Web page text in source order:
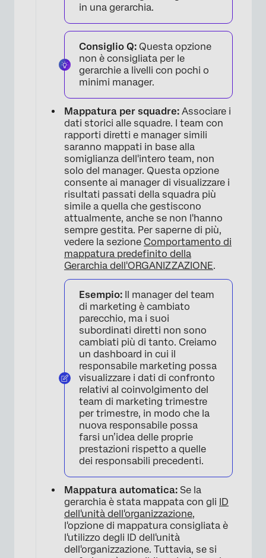
×
in una gerarchia.
Consiglio Q: Questa opzione
non è consigliata per le
gerarchie a livelli con pochi o
minimi manager.
Mappatura per squadre: Associare i
dati storici alle squadre. I team con
rapporti diretti e manager simili
saranno mappati in base alla
somiglianza dell'intero team, non
solo del manager. Questa opzione
consente ai manager di visualizzare i
risultati passati della squadra più
simile a quella che gestiscono
attualmente, anche se non l'hanno
sempre gestita. Per saperne di più,
vedere la sezione Comportamento di
mappatura predefinito della
Gerarchia dell'ORGANIZZAZIONE.
Esempio: Il manager del team
di marketing è cambiato
parecchio, ma i suoi
subordinati diretti non sono
cambiati più di tanto. Creiamo
un dashboard in cui il
responsabile marketing possa
visualizzare i dati di confronto
relativi al coinvolgimento del
team di marketing trimestre
per trimestre, in modo che la
nuova responsabile possa
farsi un’idea delle proprie
prestazioni rispetto a quelle
dei responsabili precedenti.
Mappatura automatica: Se la
gerarchia è stata mappata con gli ID
dell'unità dell'organizzazione,
l'opzione di mappatura consigliata è
l'utilizzo degli ID dell'unità
dell'organizzazione. Tuttavia, se si